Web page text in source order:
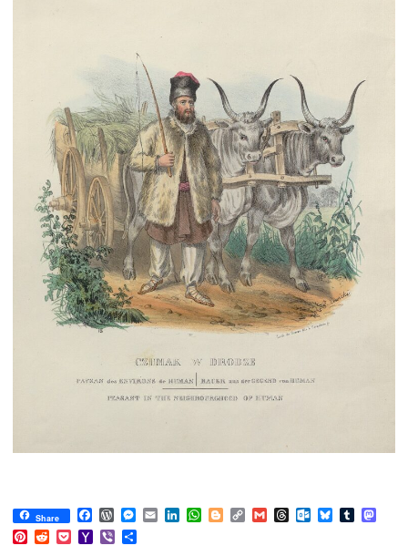
Share Facebook
WordPress
Messenger
EmailLinkedIn
WhatsApp
BloggerCopy
Link
GmailThreadsOutlook.com
BlueskyTumblr
Pinterest
RedditPocketYahoo
Mail
Viber